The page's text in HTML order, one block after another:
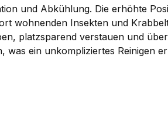
und Abkühlung. Die erhöhte
wohnenden Insekten und
platzsparend verstauen und
was ein unkompliziertes Reinigen